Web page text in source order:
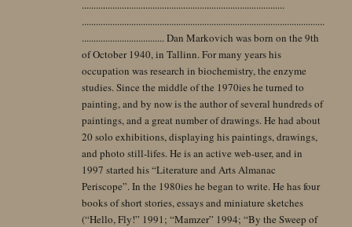
......................................................................................
.......................................................................................................
................................... Dan Markovich was born on the 9th
of October 1940, in Tallinn. For many years his
occupation was research in biochemistry, the enzyme
studies. Since the middle of the 1970ies he turned to
painting, and by now is the author of several hundreds of
paintings, and a great number of drawings. He had about
20 solo exhibitions, displaying his paintings, drawings,
and photo still-lifes. He is an active web-user, and in
1997 started his “Literature and Arts Almanac
Periscope”. In the 1980ies he began to write. He has four
books of short stories, essays and miniature sketches
(“Hello, Fly!” 1991; “Mamzer” 1994; “By the Sweep of